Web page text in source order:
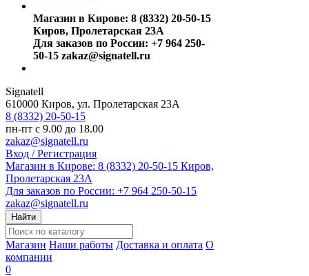
Магазин в Кирове: 8 (8332) 20-50-15
Киров, Пролетарская 23А
Для заказов по России: +7 964 250-
50-15 zakaz@signatell.ru
Signatell
610000 Киров, ул. Пролетарская 23А
8 (8332) 20-50-15
пн-пт с 9.00 до 18.00
zakaz@signatell.ru
Вход / Регистрация
Магазин в Кирове: 8 (8332) 20-50-15 Киров,
Пролетарская 23А
Для заказов по России: +7 964 250-50-15
zakaz@signatell.ru
Найти
Магазин Наши работы Доставка и оплата О
компании
0